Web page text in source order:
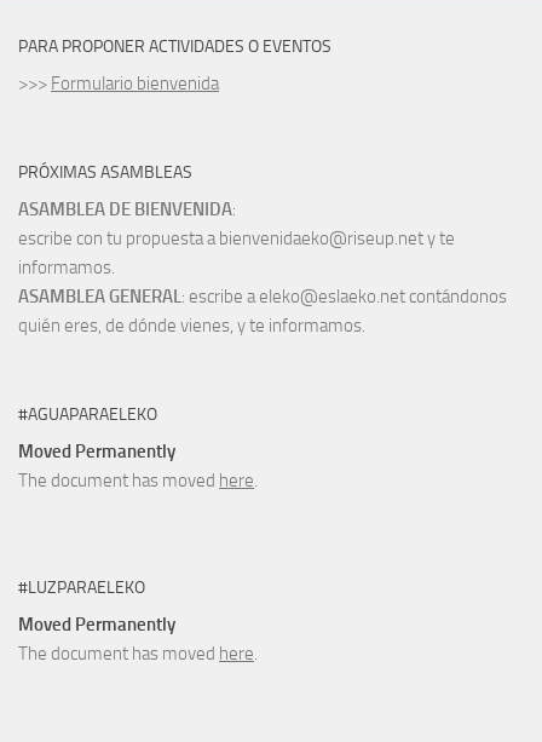
PARA PROPONER ACTIVIDADES O EVENTOS
>>> Formulario bienvenida
PRÓXIMAS ASAMBLEAS
ASAMBLEA DE BIENVENIDA:
escribe con tu propuesta a bienvenidaeko@riseup.net y te
informamos.
ASAMBLEA GENERAL: escribe a eleko@eslaeko.net contándonos
quién eres, de dónde vienes, y te informamos.
#AGUAPARAELEKO
Moved Permanently
The document has moved here.
#LUZPARAELEKO
Moved Permanently
The document has moved here.